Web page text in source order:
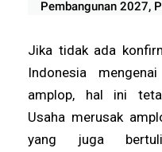
Pembangunan 2027,
Jika tidak ada
Indonesia
amplop, hal ini
Usaha merusak
yang juga